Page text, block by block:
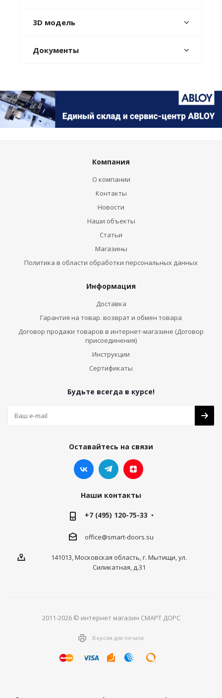
3D модель
Документы
Компания
О компании
Контакты
Новости
Наши объекты
Статьи
Магазины
Политика в области обработки персональных данных
Информация
Доставка
Гарантия на товар. возврат и обмен товара
Договор продажи товаров в интернет-магазине (Договор
присоединения)
Инструкции
Сертификаты
Будьте всегда в курсе!
Оставайтесь на связи
Наши контакты
+7 (495) 120-75-33
office@smart-doors.su
141013, Московская область, г. Мытищи, ул.
Силикатная, д.31
2011-2026 © интернет магазин СМАРТ ДОРС
Версия для печати